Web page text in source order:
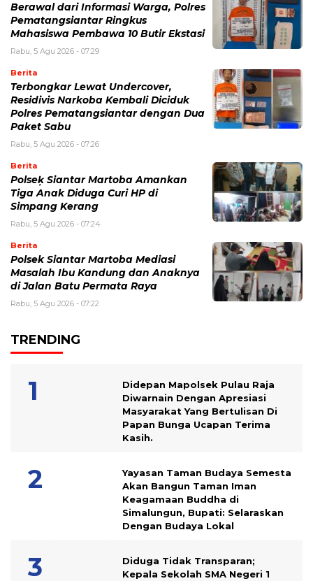
Berawal dari Informasi Warga, Polres
Pematangsiantar Ringkus
Mahasiswa Pembawa 10 Butir Ekstasi
Rabu, 5 Agu 2026 - 07:29
Berita
Terbongkar Lewat Undercover,
Residivis Narkoba Kembali Diciduk
Polres Pematangsiantar dengan Dua
Paket Sabu
Rabu, 5 Agu 2026 - 07:26
Berita
Polseķ Siantar Martoba Amankan
Tiga Anak Diduga Curi HP di
Simpang Kerang
Rabu, 5 Agu 2026 - 07:24
Berita
Polsek Siantar Martoba Mediasi
Masalah Ibu Kandung dan Anaknya
di Jalan Batu Permata Raya
Rabu, 5 Agu 2026 - 07:22
TRENDING
Didepan Mapolsek Pulau Raja
Diwarnain Dengan Apresiasi
Masyarakat Yang Bertulisan Di
Papan Bunga Ucapan Terima
Kasih.
Yayasan Taman Budaya Semesta
Akan Bangun Taman Iman
Keagamaan Buddha di
Simalungun, Bupati: Selaraskan
Dengan Budaya Lokal
Diduga Tidak Transparan;
Kepala Sekolah SMA Negeri 1